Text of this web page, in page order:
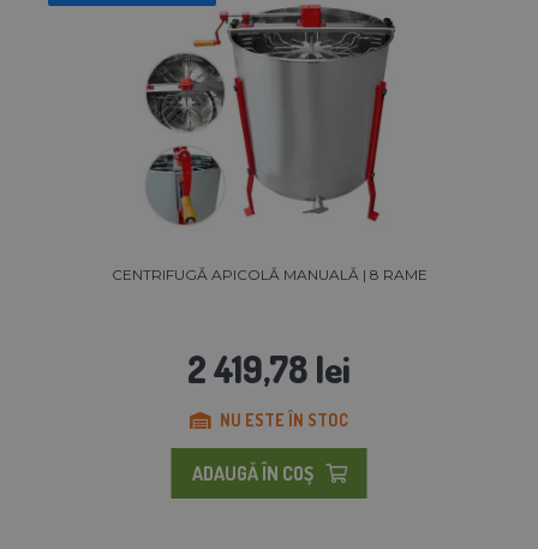
CENTRIFUGĂ APICOLĂ MANUALĂ | 8 RAME
2 419,78 lei
NU ESTE ÎN STOC
ADAUGĂ ÎN COŞ